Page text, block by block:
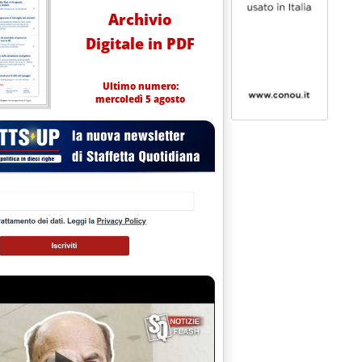
Archivio
Digitale in PDF
Ultimo numero:
mercoledì 5 agosto